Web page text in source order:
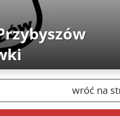
wróć na